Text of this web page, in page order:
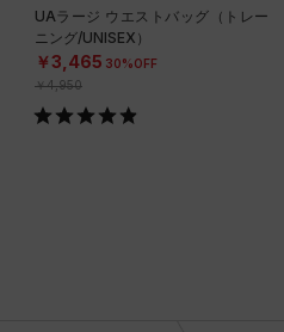
UAラージ ウエストバッグ（トレー
ニング/UNISEX）
￥3,465 30%OFF
￥4,950